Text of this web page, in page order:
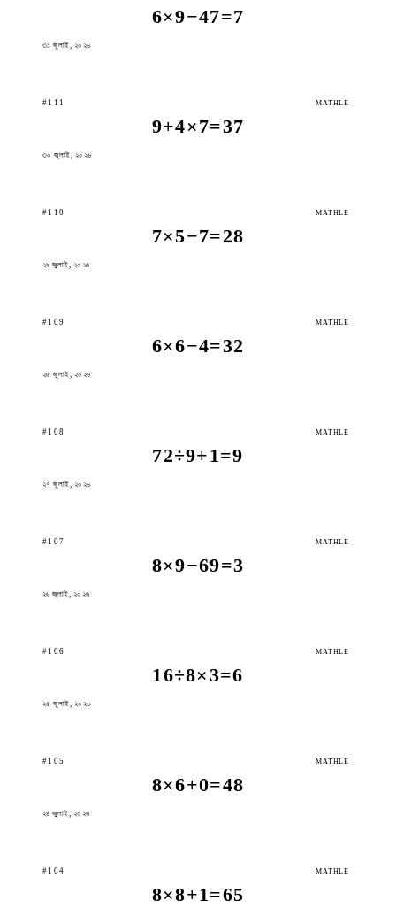
6×9−47=7
৩১ জুলাই, ২০২৬
#111 MATHLE
9+4×7=37
৩০ জুলাই, ২০২৬
#110 MATHLE
7×5−7=28
২৯ জুলাই, ২০২৬
#109 MATHLE
6×6−4=32
২৮ জুলাই, ২০২৬
#108 MATHLE
72÷9+1=9
২৭ জুলাই, ২০২৬
#107 MATHLE
8×9−69=3
২৬ জুলাই, ২০২৬
#106 MATHLE
16÷8×3=6
২৫ জুলাই, ২০২৬
#105 MATHLE
8×6+0=48
২৪ জুলাই, ২০২৬
#104 MATHLE
8×8+1=65